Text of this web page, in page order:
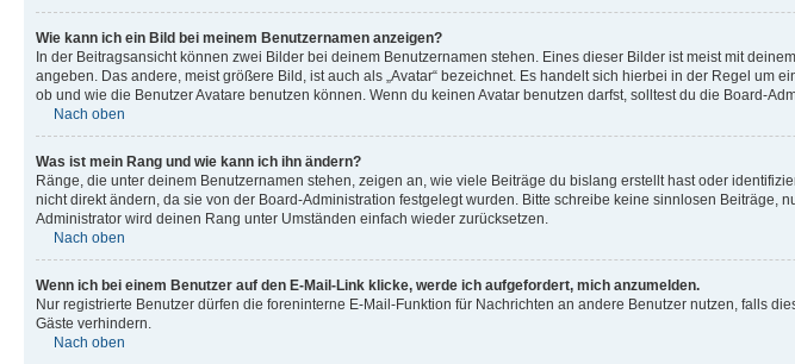
Wie kann ich ein Bild bei meinem Benutzernamen anzeigen?
In der Beitragsansicht können zwei Bilder bei deinem Benutzernamen stehen. Eines dieser Bilder ist meist mit
angeben. Das andere, meist größere Bild, ist auch als „Avatar“ bezeichnet. Es handelt sich hierbei in der Regel
ob und wie die Benutzer Avatare benutzen können. Wenn du keinen Avatar benutzen darfst, solltest du die Board-
Nach oben
Was ist mein Rang und wie kann ich ihn ändern?
Ränge, die unter deinem Benutzernamen stehen, zeigen an, wie viele Beiträge du bislang erstellt hast oder
nicht direkt ändern, da sie von der Board-Administration festgelegt wurden. Bitte schreibe keine sinnlosen
Administrator wird deinen Rang unter Umständen einfach wieder zurücksetzen.
Nach oben
Wenn ich bei einem Benutzer auf den E-Mail-Link klicke, werde ich aufgefordert, mich anzumelden.
Nur registrierte Benutzer dürfen die foreninterne E-Mail-Funktion für Nachrichten an andere Benutzer nutzen, falls
Gäste verhindern.
Nach oben